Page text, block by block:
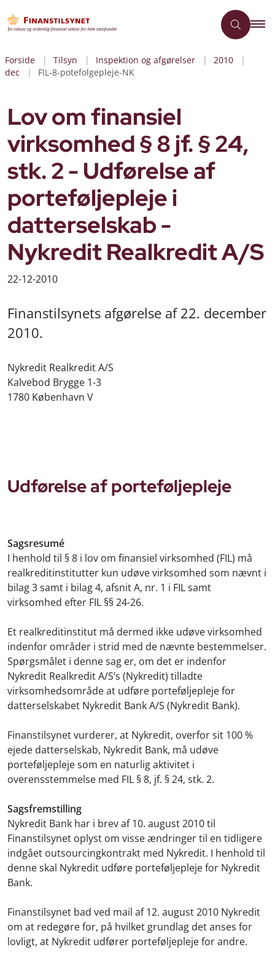
Forside Tilsyn Inspektion og afgørelser
2010
dec
FIL-8-potefolgepleje-NK
Lov om finansiel
virksomhed § 8 jf. § 24,
stk. 2 - Udførelse af
porteføljepleje i
datterselskab -
Nykredit Realkredit A/S
22-12-2010
Finanstilsynets afgørelse af 22. december
2010.
Nykredit Realkredit A/S
Kalvebod Brygge 1-3
1780 København V
Udførelse af porteføljepleje
Sagsresumé
I henhold til § 8 i lov om finansiel virksomhed (FIL) må
realkreditinstitutter kun udøve virksomhed som nævnt i
bilag 3 samt i bilag 4, afsnit A, nr. 1 i FIL samt
virksomhed efter FIL §§ 24-26.
Et realkreditinstitut må dermed ikke udøve virksomhed
indenfor områder i strid med de nævnte bestemmelser.
Spørgsmålet i denne sag er, om det er indenfor
Nykredit Realkredit A/S’s (Nykredit) tilladte
virksomhedsområde at udføre porteføljepleje for
datterselskabet Nykredit Bank A/S (Nykredit Bank).
Finanstilsynet vurderer, at Nykredit, overfor sit 100 %
ejede datterselskab, Nykredit Bank, må udøve
porteføljepleje som en naturlig aktivitet i
overensstemmelse med FIL § 8, jf. § 24, stk. 2.
Sagsfremstilling
Nykredit Bank har i brev af 10. august 2010 til
Finanstilsynet oplyst om visse ændringer til en tidligere
indgået outsourcingkontrakt med Nykredit. I henhold til
denne skal Nykredit udføre porteføljepleje for Nykredit
Bank.
Finanstilsynet bad ved mail af 12. august 2010 Nykredit
om at redegøre for, på hvilket grundlag det anses for
lovligt, at Nykredit udfører porteføljepleje for andre.